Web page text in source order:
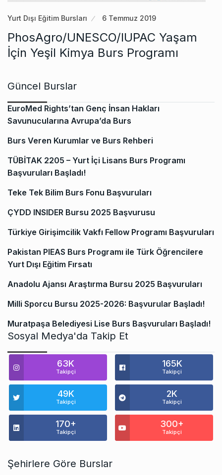
Yurt Dışı Eğitim Bursları 6 Temmuz 2019
PhosAgro/UNESCO/IUPAC Yaşam
İçin Yeşil Kimya Burs Programı
Güncel Burslar
EuroMed Rights’tan Genç İnsan Hakları
Savunucularına Avrupa’da Burs
Burs Veren Kurumlar ve Burs Rehberi
TÜBİTAK 2205 – Yurt İçi Lisans Burs Programı
Başvuruları Başladı!
Teke Tek Bilim Burs Fonu Başvuruları
ÇYDD INSIDER Bursu 2025 Başvurusu
Türkiye Girişimcilik Vakfı Fellow Programı Başvuruları
Pakistan PIEAS Burs Programı ile Türk Öğrencilere
Yurt Dışı Eğitim Fırsatı
Anadolu Ajansı Araştırma Bursu 2025 Başvuruları
Milli Sporcu Bursu 2025-2026: Başvurular Başladı!
Muratpaşa Belediyesi Lise Burs Başvuruları Başladı!
Sosyal Medya'da Takip Et
63K
Takipçi
165K
Takipçi
49K
Takipçi
2K
Takipçi
170+
Takipçi
300+
Takipçi
Şehirlere Göre Burslar